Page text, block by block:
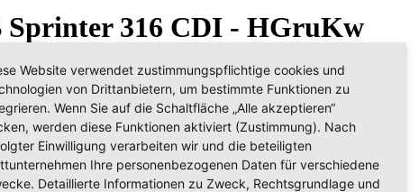
Sprinter 316 CDI - HGruKw
Website verwendet zustimmungspflichtige cookies und
von Drittanbietern, um bestimmte Funktionen zu
Wenn Sie auf die Schaltfläche „Alle akzeptieren“
werden diese Funktionen aktiviert (Zustimmung). Nach
Einwilligung verarbeiten wir und die beteiligten
Ihre personenbezogenen Daten für verschiedene
Detaillierte Informationen zu Zweck, Rechtsgrundlage und